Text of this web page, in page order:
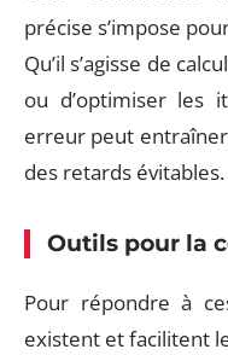
précise s’impose
Qu’il s’agisse de
ou d’optimiser les
erreur peut
des retards évitables.
Outils pour la
Pour répondre à
existent et facilitent